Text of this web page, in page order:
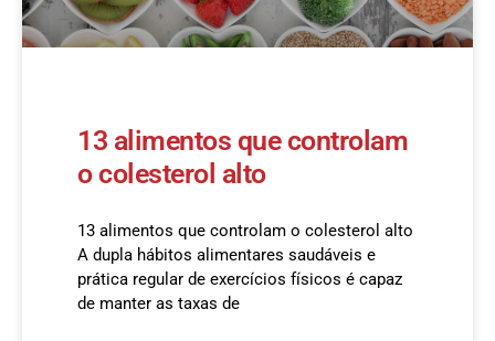
13 alimentos que controlam
o colesterol alto
13 alimentos que controlam o colesterol alto​
A dupla hábitos alimentares saudáveis e
prática regular de exercícios físicos é capaz
de manter as taxas de